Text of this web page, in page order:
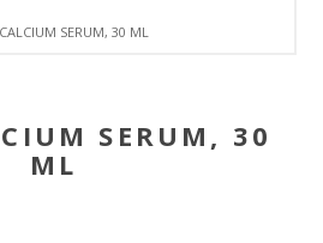
SERUM, 30 ML
SERUM, 30
ML